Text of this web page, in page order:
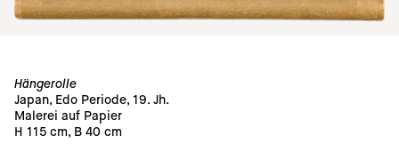
Hängerolle
Japan, Edo Periode, 19. Jh.
Malerei auf Papier
H 115 cm, B 40 cm